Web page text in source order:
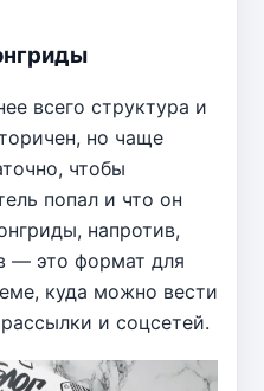
всего структура и
но чаще
чтобы
попал и что он
напротив,
— это формат для
куда можно вести
и соцсетей.